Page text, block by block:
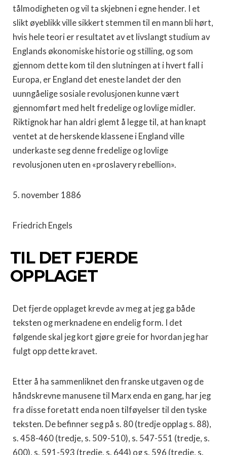
tålmodigheten og vil ta skjeb­nen i egne hender. I et
slikt øyeblikk ville sikkert stemmen til en mann bli hørt,
hvis hele teori er resultatet av et livslangt studium av
Englands økonomiske historie og stilling, og som
gjennom dette kom til den slutningen at i hvert fall i
Europa, er England det eneste landet der den
uunngåelige sosiale revolusjonen kunne vært
gjennomført med helt fredelige og lovlige midler.
Riktignok har han aldri glemt å legge til, at han knapt
ventet at de herskende klassene i England ville
underkaste seg denne fredelige og lov­lige
revolusjonen uten en «proslavery rebellion».
5. november 1886
Friedrich Engels
TIL DET FJERDE
OPPLAGET
Det fjerde opplaget krevde av meg at jeg ga både
teksten og merknadene en endelig form. I det
følgende skal jeg kort gjøre greie for hvordan jeg har
fulgt opp dette kravet.
Etter å ha sammenliknet den franske utgaven og de
hånd­skrevne manusene til Marx enda en gang, har jeg
fra disse foretatt enda noen tilføyelser til den tyske
teksten. De befinner seg på s. 80 (tredje opplag s. 88),
s. 458-460 (tredje, s. 509-510), s. 547-551 (tredje, s.
600), s. 591-593 (tredje, s. 644) og s. 596 (tredje, s.